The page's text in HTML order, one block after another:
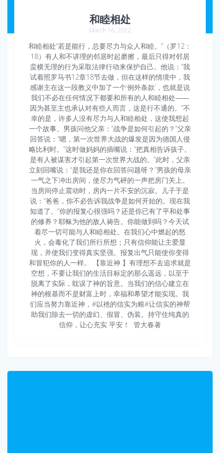
和睦相处
March 16, 2022
和睦相处“若是能行，总要尽力与众人和睦。”（罗12：
18）有人和不讲理的邻居时起磨擦，最后只得对邻居
蛮横无理的行为采取法律行动来保护自己。他说：“我
试着照罗马书12章18节去做，但在这样的情境中，我
感谢主在这一段教义中加了一个‘例外条款’，也就是说
我们不必在任何情况下都要和所有的人和睦相处――
因为甚至主也承认对有些人而言，这是行不通的。”不
幸的是，许多人没有尽力与人和睦相处，这使我想起
一个故事。男孩问他父亲：“战争是如何引起的？”父亲
回答说：“嗯，第一次世界大战的爆发是因为德国人侵
略比利时。”这时做妈妈的插嘴说：“把真相告诉孩子。
是有人被谋害才引起第一次世界大战的。”此时，父亲
立刻回嘴说：“是我还是你在回答问题呀？”男孩的母亲
一气之下冲出房间，使尽力气砰的一声把房门关上。
当房间停止震动时，房内一片不安的沉寂。儿子于是
说：“爸爸，你不必告诉我战争是如何开始的。现在我
知道了。”你的报复心很强吗？还是你已有了平和处事
的修养？耶稣为他的敌人祷告。你能做到吗？今天试
着尽一切可能与人和睦相处。在我们心中燃起的怒
火，会毒化了我们所行所想；只有信仰能让主爱显
现，并使我们变得真实坚强。报复出气只能使你变得
和冒犯你的人一样。 【靠近神 】有理想不去追求就是
空想，不要让我们的生活目标定的那么遥远，以至于
脱离了实际，耽误了神的旨意。当我们的信心建立在
神的根基而不是财富上时，幸福和希望才能实现。我
们应当努力靠近神，#以衪的信实为粮#让信实的神帮
助我们除去一切的虚幻、假冒、伪装。持守住纯真的
信仰，让心充实 平安！ ​​​ 管大春著